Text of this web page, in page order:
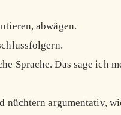
abwägen.
Sprache. Das sage ich
nüchtern argumentativ,